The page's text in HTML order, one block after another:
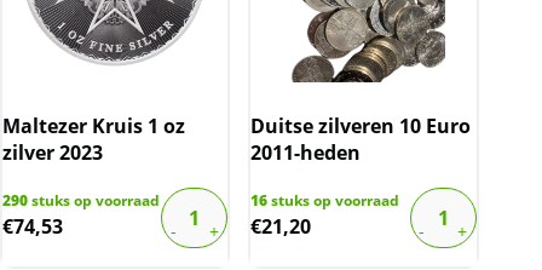
Maltezer Kruis 1 oz
zilver 2023
290stuks op voorraad
€74,53
Duitse zilveren 10 Euro
2011-heden
16stuks op voorraad
€21,20